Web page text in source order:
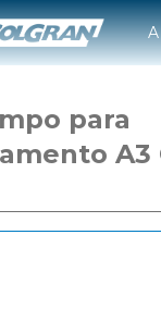
para
A3